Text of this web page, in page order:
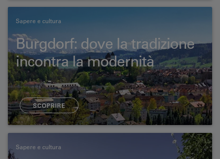
Sapere e cultura
Burgdorf: dove la tradizione
incontra la modernità
SCOPRIRE
Sapere e cultura